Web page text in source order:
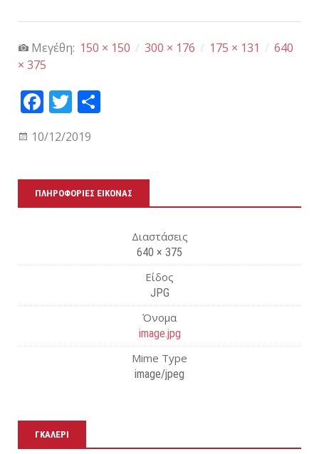
Μεγέθη: 150 × 150 / 300 × 176 / 175 × 131 / 640
× 375
Fa
bo
T
tt
εί
τε
10/12/2019
ΠΛΗΡΟΦΟΡΊΕΣ ΕΙΚΌΝΑΣ
Διαστάσεις
640 × 375
Είδος
JPG
Όνομα
image.jpg
Mime Type
image/jpeg
ΓΚΑΛΕΡΊ